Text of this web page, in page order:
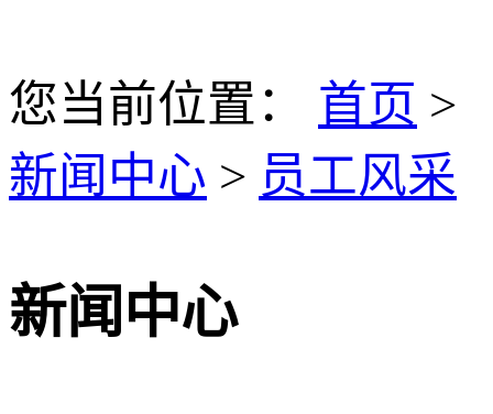
您当前位置： 首页 >
新闻中心 > 员工风采
新闻中心